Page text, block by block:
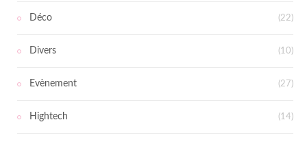
Déco (22)
Divers (10)
Evènement (27)
Hightech (14)